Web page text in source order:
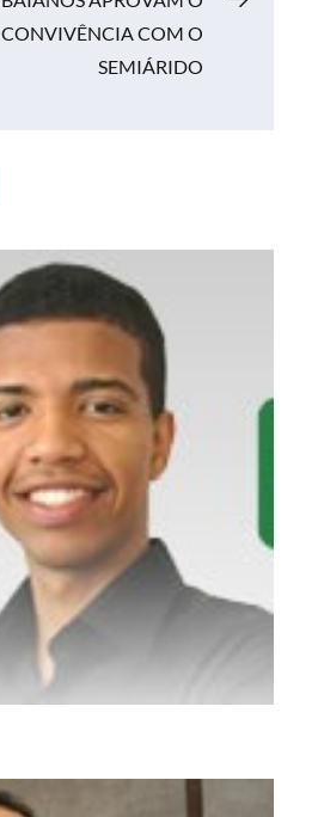
CONVIVÊNCIA COM O
SEMIÁRIDO